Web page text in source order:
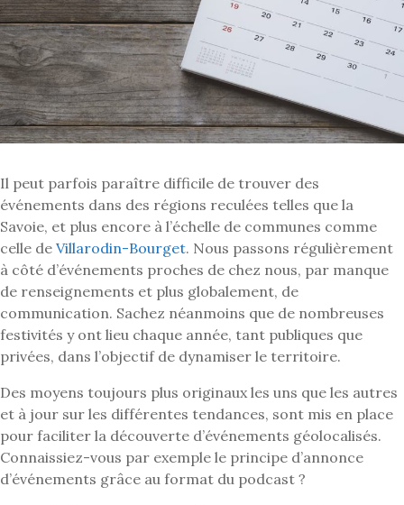
Il peut parfois paraître difficile de trouver des
événements dans des régions reculées telles que la
Savoie, et plus encore à l’échelle de communes comme
celle de Villarodin-Bourget. Nous passons régulièrement
à côté d’événements proches de chez nous, par manque
de renseignements et plus globalement, de
communication. Sachez néanmoins que de nombreuses
festivités y ont lieu chaque année, tant publiques que
privées, dans l’objectif de dynamiser le territoire.
Des moyens toujours plus originaux les uns que les autres
et à jour sur les différentes tendances, sont mis en place
pour faciliter la découverte d’événements géolocalisés.
Connaissiez-vous par exemple le principe d’annonce
d’événements grâce au format du podcast ?